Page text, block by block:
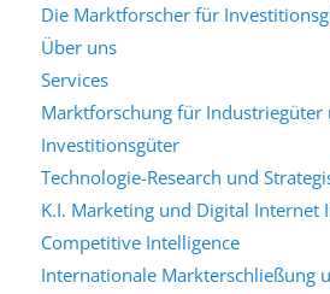
Die Marktforscher für
Über uns
Services
Marktforschung für Industriegüter
Investitionsgüter
Technologie-Research und
K.I. Marketing und Digital Internet
Competitive Intelligence
Internationale Markterschließung